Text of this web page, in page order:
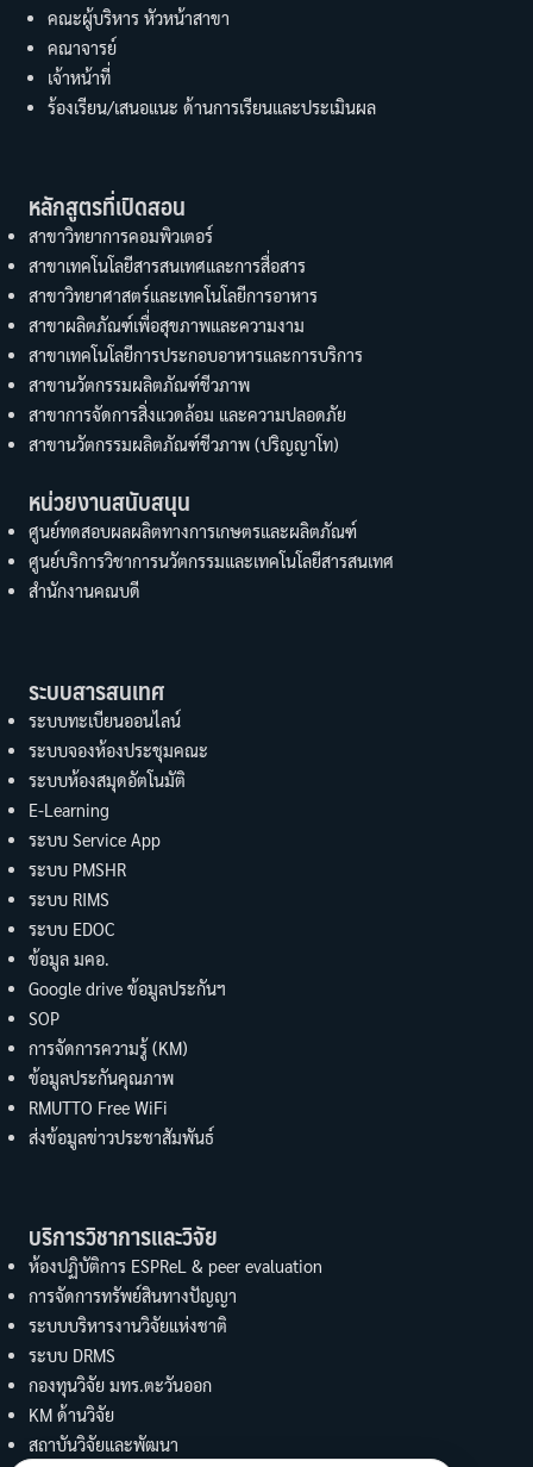
คณะผู้บริหาร หัวหน้าสาขา
คณาจารย์
เจ้าหน้าที่
ร้องเรียน/เสนอแนะ ด้านการเรียนและประเมินผล
หลักสูตรที่เปิดสอน
สาขาวิทยาการคอมพิวเตอร์
สาขาเทคโนโลยีสารสนเทศและการสื่อสาร
สาขาวิทยาศาสตร์และเทคโนโลยีการอาหาร
สาขาผลิตภัณฑ์เพื่อสุขภาพและความงาม
สาขาเทคโนโลยีการประกอบอาหารและการบริการ
สาขานวัตกรรมผลิตภัณฑ์ชีวภาพ
สาขาการจัดการสิ่งแวดล้อม และความปลอดภัย
สาขานวัตกรรมผลิตภัณฑ์ชีวภาพ (ปริญญาโท)
หน่วยงานสนับสนุน
ศูนย์ทดสอบผลผลิตทางการเกษตรและผลิตภัณฑ์
ศูนย์บริการวิชาการนวัตกรรมและเทคโนโลยีสารสนเทศ
สำนักงานคณบดี
ระบบสารสนเทศ
ระบบทะเบียนออนไลน์
ระบบจองห้องประชุมคณะ
ระบบห้องสมุดอัตโนมัติ
E-Learning
ระบบ Service App
ระบบ PMSHR
ระบบ RIMS
ระบบ EDOC
ข้อมูล มคอ.
Google drive ข้อมูลประกันฯ
SOP
การจัดการความรู้ (KM)
ข้อมูลประกันคุณภาพ
RMUTTO Free WiFi
ส่งข้อมูลข่าวประชาสัมพันธ์
บริการวิชาการและวิจัย
ห้องปฏิบัติการ ESPReL & peer evaluation
การจัดการทรัพย์สินทางปัญญา
ระบบบริหารงานวิจัยแห่งชาติ
ระบบ DRMS
กองทุนวิจัย มทร.ตะวันออก
KM ด้านวิจัย
สถาบันวิจัยและพัฒนา